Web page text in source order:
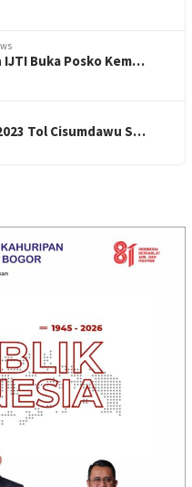
Buka Posko Kem…
Tol Cisumdawu S…